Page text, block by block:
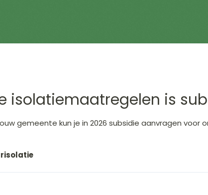
isolatiemaatregelen is
gemeente kun je in 2026 subsidie aanvragen voor